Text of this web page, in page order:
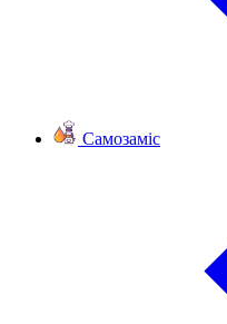
Самозаміс